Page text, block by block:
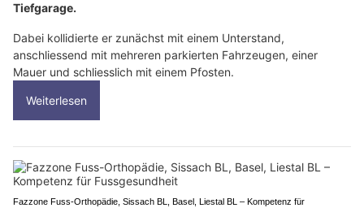
Tiefgarage.
Dabei kollidierte er zunächst mit einem Unterstand,
anschliessend mit mehreren parkierten Fahrzeugen, einer
Mauer und schliesslich mit einem Pfosten.
Weiterlesen
Fazzone Fuss-Orthopädie, Sissach BL, Basel, Liestal BL – Kompetenz für